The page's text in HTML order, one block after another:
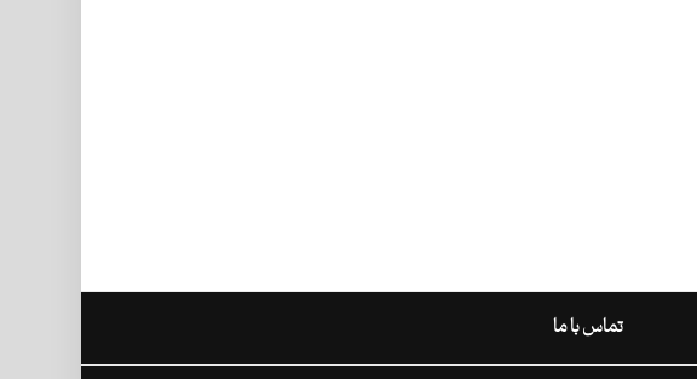
تماس با ما